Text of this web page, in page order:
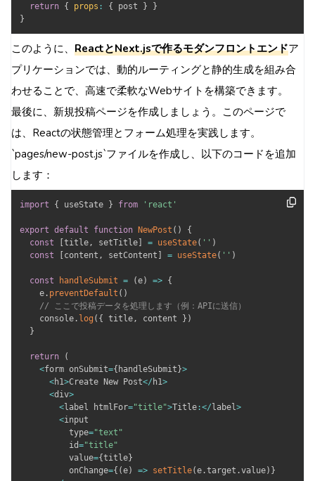
return { props : { post }
}
}
このように、 ReactとNext.jsで作るモダンフロントエンドア
プリケーションでは、動的ルーティングと静的生成を組み合
わせることで、高速で柔軟なWebサイトを構築できます。
最後に、新規投稿ページを作成しましょう。このページで
は、Reactの状態管理とフォーム処理を実践します。
`pages/new-post.js`ファイルを作成し、以下のコードを追加
します：
import { useState } from 'react'
export default function NewPost ( )
{
const
title, setTitle = useState( '' )
const
content , setContent = useState( '' )
const handleSubmit = (e) => {
    e
. preventDefault ( )
// ここで投稿データを処理します（例：APIに送信）
    console
. log ( { title, content } )
}
return
(
<form onSubmit={ handleSubmit }>
<h1>Create New Post</ h1>
<div>
<label htmlFor="title">Title :</ label>
<input
          type
="text"
          id
="title"
          value
={title}
          onChange
={ (e) => setTitle(e .target .value) }